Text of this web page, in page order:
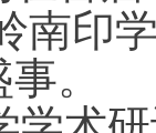
南印
。